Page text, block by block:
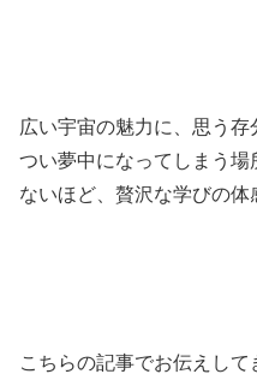
広い宇宙の魅力に、思う
つい夢中になってしまう
ないほど、贅沢な学びの体
こちらの記事でお伝えし